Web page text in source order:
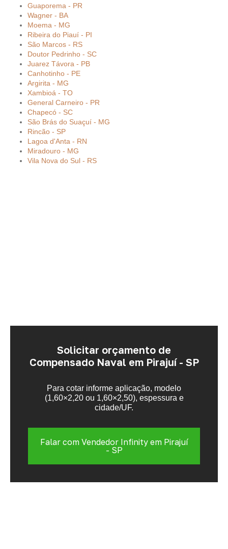
Guaporema - PR
Wagner - BA
Moema - MG
Ribeira do Piauí - PI
São Marcos - RS
Doutor Pedrinho - SC
Juarez Távora - PB
Canhotinho - PE
Argirita - MG
Xambioá - TO
General Carneiro - PR
Chapecó - SC
São Brás do Suaçuí - MG
Rincão - SP
Lagoa d'Anta - RN
Miradouro - MG
Vila Nova do Sul - RS
Solicitar orçamento de
Compensado Naval em Pirajuí - SP
Para cotar informe aplicação, modelo
(1,60×2,20 ou 1,60×2,50), espessura e
cidade/UF.
Falar com Vendedor Infinity em Pirajuí
- SP